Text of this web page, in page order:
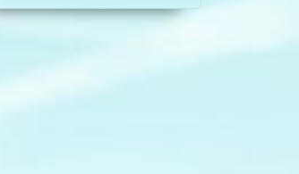
informações sobre a